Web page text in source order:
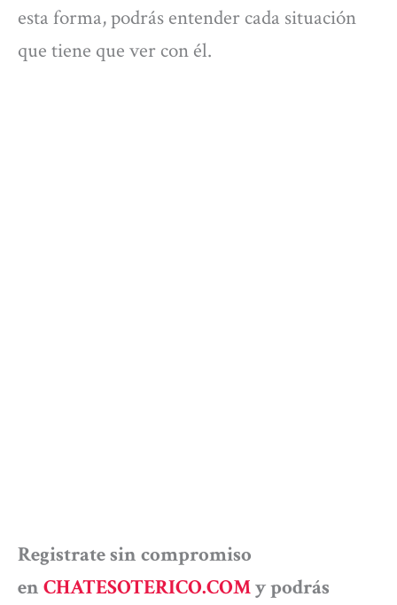
esta forma, podrás entender cada situación
que tiene que ver con él.
Registrate sin compromiso
en CHATESOTERICO.COMy podrás